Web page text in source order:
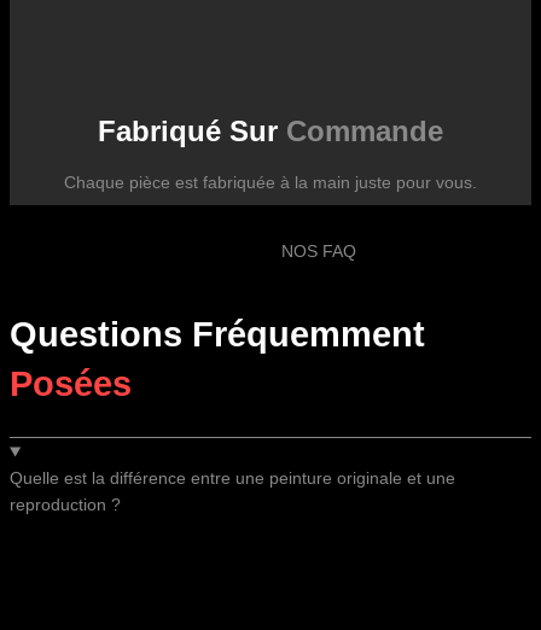
Fabriqué Sur Commande
Chaque pièce est fabriquée à la main juste pour vous.
NOS FAQ
Questions Fréquemment
Posées
Quelle est la différence entre une peinture originale et une
reproduction ?